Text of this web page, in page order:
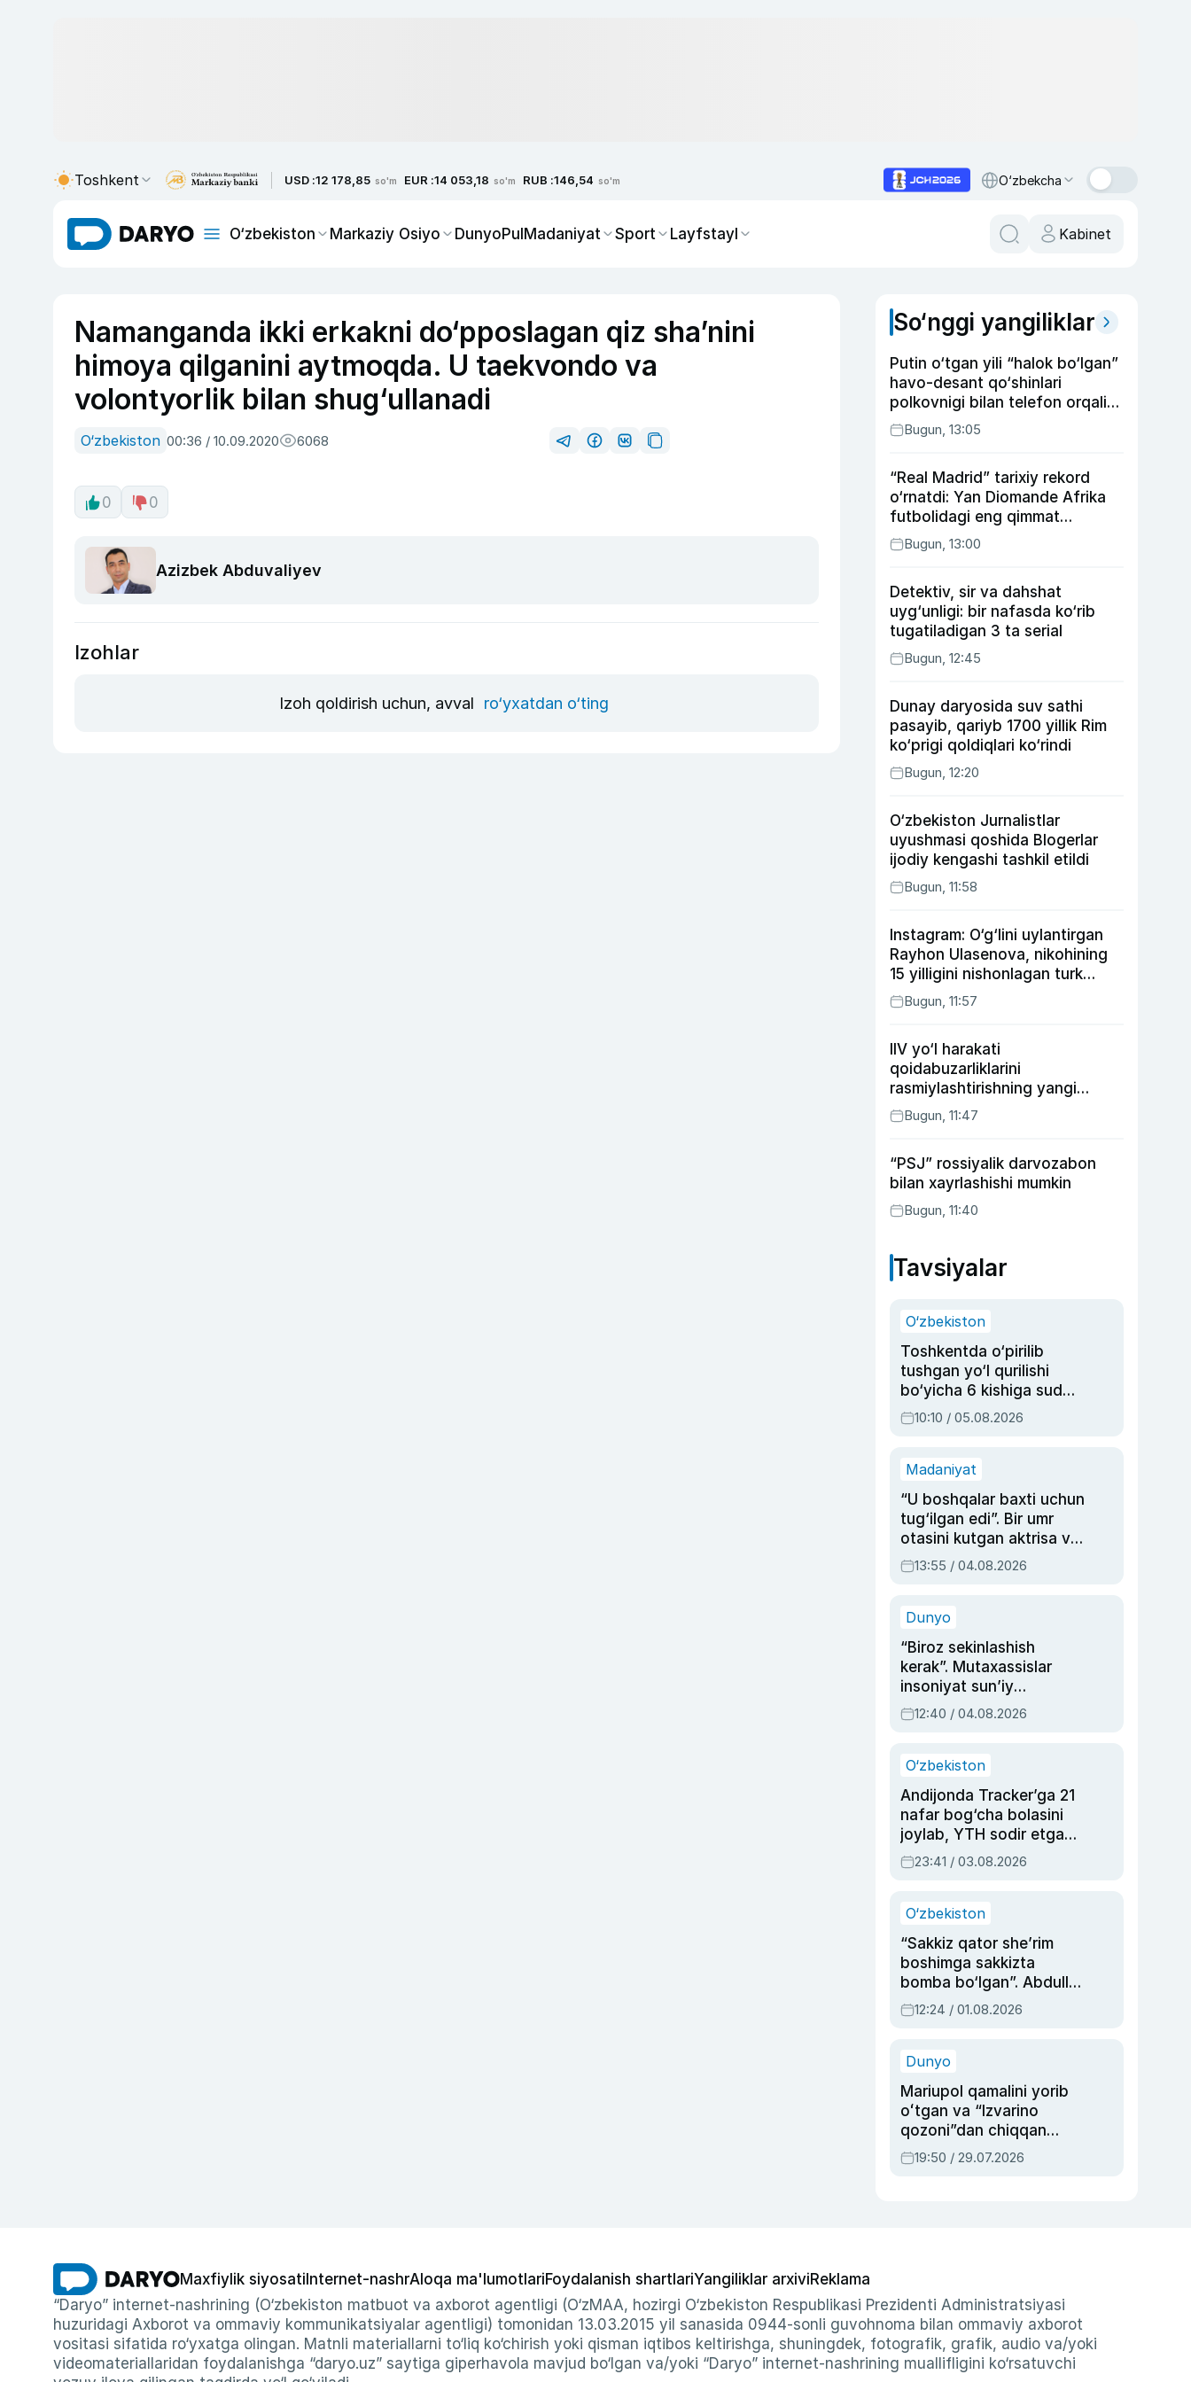
Toshkent USD :12 178,85 so'm EUR :14 053,18 so'm RUB :146,54 so'm O‘zbekcha
O‘zbekiston Markaziy Osiyo DunyoPulMadaniyat Sport Layfstayl Kabinet
Namanganda ikki erkakni do‘pposlagan qiz sha’nini
himoya qilganini aytmoqda. U taekvondo va
volontyorlik bilan shug‘ullanadi
O‘zbekiston 00:36 / 10.09.2020 6068
0 0
Azizbek Abduvaliyev
Izohlar
Izoh qoldirish uchun, avval ro‘yxatdan o‘ting
So‘nggi yangiliklar
Putin o‘tgan yili “halok bo‘lgan”
havo-desant qo‘shinlari
polkovnigi bilan telefon orqali
suhbatlashdi
Bugun, 13:05
“Real Madrid” tarixiy rekord
o‘rnatdi: Yan Diomande Afrika
futbolidagi eng qimmat
transferga aylandi
Bugun, 13:00
Detektiv, sir va dahshat
uyg‘unligi: bir nafasda ko‘rib
tugatiladigan 3 ta serial
Bugun, 12:45
Dunay daryosida suv sathi
pasayib, qariyb 1700 yillik Rim
ko‘prigi qoldiqlari ko‘rindi
Bugun, 12:20
O‘zbekiston Jurnalistlar
uyushmasi qoshida Blogerlar
ijodiy kengashi tashkil etildi
Bugun, 11:58
Instagram: O‘g‘lini uylantirgan
Rayhon Ulasenova, nikohining
15 yilligini nishonlagan turk
aktyorlari va Kamelot qasriga
sayohat qilgan Zebo Rahimova
Bugun, 11:57
IIV yo‘l harakati
qoidabuzarliklarini
rasmiylashtirishning yangi
tartibini taklif qildi
Bugun, 11:47
“PSJ” rossiyalik darvozabon
bilan xayrlashishi mumkin
Bugun, 11:40
Tavsiyalar
O‘zbekiston
Toshkentda o‘pirilib
tushgan yo‘l qurilishi
bo‘yicha 6 kishiga sud
hukmi o‘qildi
10:10 / 05.08.2026
Madaniyat
“U boshqalar baxti uchun
tug‘ilgan edi”. Bir umr
otasini kutgan aktrisa va
dublyaj ustasi Rimma
Ahmedovaning
13:55 / 04.08.2026
Dunyo
“Biroz sekinlashish
kerak”. Mutaxassislar
insoniyat sun’iy
intellektni boshqara
olmay qolishidan xavotir
12:40 / 04.08.2026
O‘zbekiston
Andijonda Tracker’ga 21
nafar bog‘cha bolasini
joylab, YTH sodir etgan
ayolga sud hukmi o‘qildi
23:41 / 03.08.2026
O‘zbekiston
“Sakkiz qator she’rim
boshimga sakkizta
bomba bo‘lgan”. Abdulla
Oripovni siyosiy
ayblovlardan asrab
12:24 / 01.08.2026
Dunyo
Mariupol qamalini yorib
oʻtgan va “Izvarino
qozoni”dan chiqqan
qahramon — Ukraina
armiyasi bosh
19:50 / 29.07.2026
Maxfiylik siyosati Internet-nashrAloqa ma'lumotlariFoydalanish shartlariYangiliklar arxiviReklama
“Daryo” internet-nashrining (O‘zbekiston matbuot va axborot agentligi (O‘zMAA, hozirgi O‘zbekiston Respublikasi Prezidenti Administratsiyasi
huzuridagi Axborot va ommaviy kommunikatsiyalar agentligi) tomonidan 13.03.2015 yil sanasida 0944-sonli guvohnoma bilan ommaviy axborot
vositasi sifatida ro‘yxatga olingan. Matnli materiallarni to‘liq ko‘chirish yoki qisman iqtibos keltirishga, shuningdek, fotografik, grafik, audio va/yoki
videomateriallaridan foydalanishga “daryo.uz” saytiga giperhavola mavjud bo‘lgan va/yoki “Daryo” internet-nashrining muallifligini ko‘rsatuvchi